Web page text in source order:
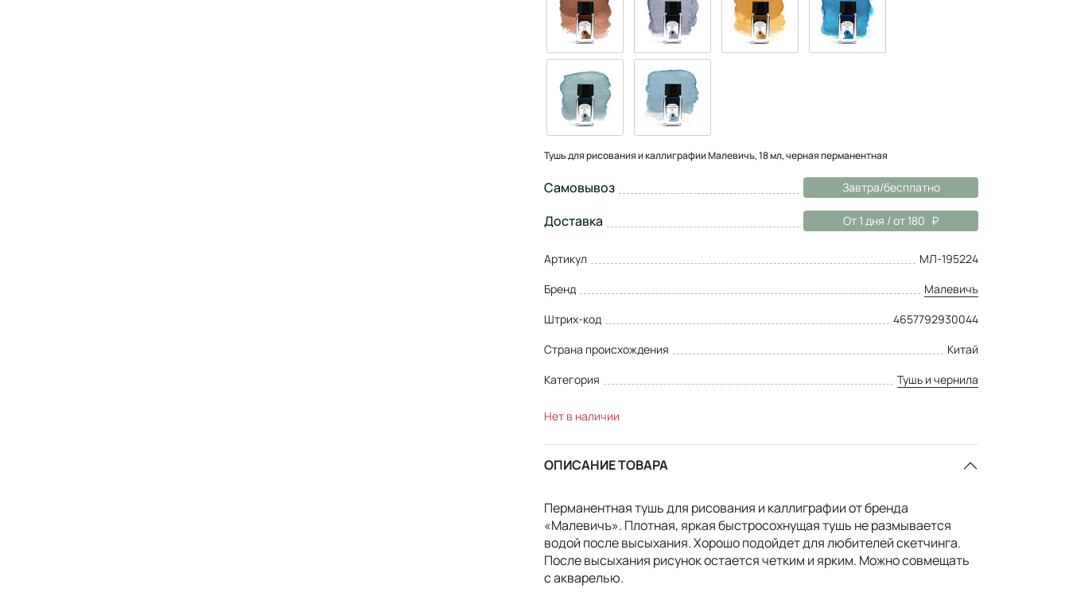
Тушь для рисования и каллиграфии Малевичъ, 18 мл, черная перманентная
Самовывоз Завтра/бесплатно
Доставка От 1 дня / от 180
Артикул
МЛ-195224
Бренд
Малевичъ
Штрих-код
4657792930044
Страна происхождения
Китай
Категория
Тушь и чернила
Нет в наличии
ОПИСАНИЕ ТОВАРА
Перманентная тушь для рисования и каллиграфии от бренда
«Малевичъ». Плотная, яркая быстросохнущая тушь не размывается
водой после высыхания. Хорошо подойдет для любителей скетчинга.
После высыхания рисунок остается четким и ярким. Можно совмещать
с акварелью.